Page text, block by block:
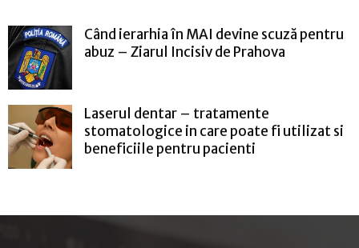
Când ierarhia în MAI devine scuză pentru
abuz – Ziarul Incisiv de Prahova
Laserul dentar – tratamente
stomatologice in care poate fi utilizat si
beneficiile pentru pacienti